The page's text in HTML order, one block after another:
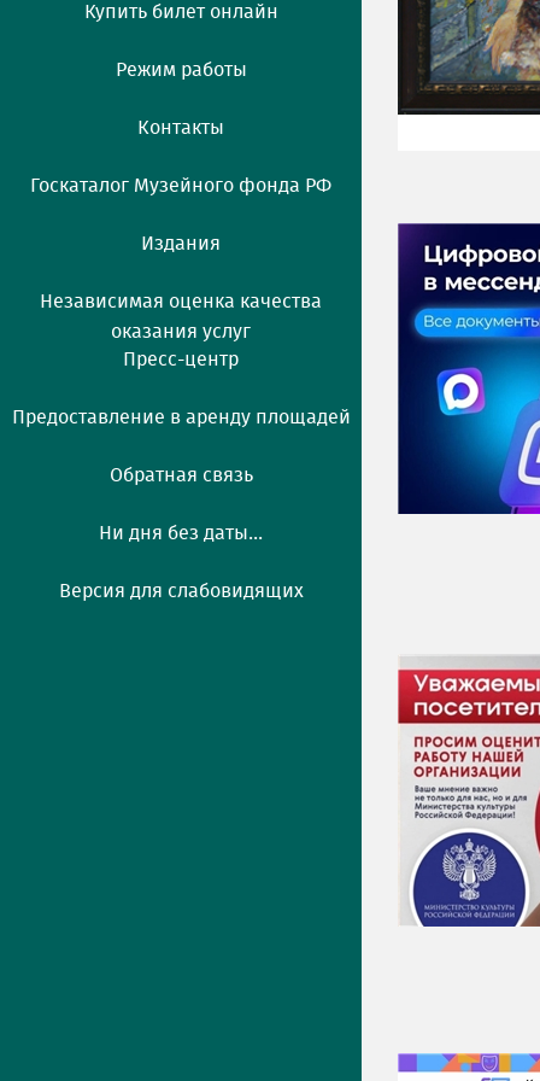
Купить билет онлайн
Режим работы
Контакты
Госкаталог Музейного фонда РФ
Издания
Независимая оценка качества
оказания услуг
Пресс-центр
Предоставление в аренду площадей
Обратная связь
Ни дня без даты...
Версия для слабовидящих